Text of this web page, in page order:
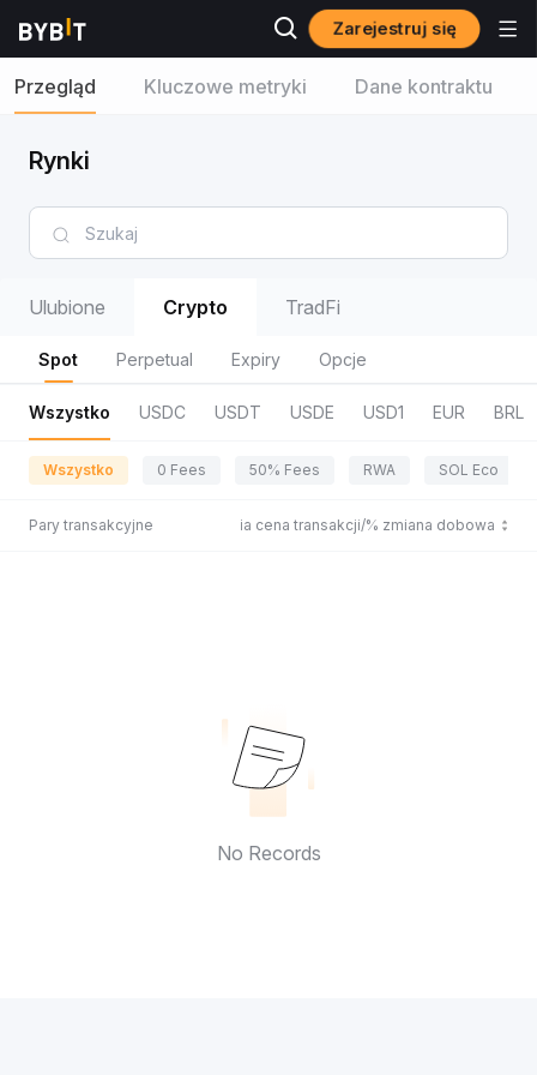
Zarejestruj się
Przegląd Kluczowe metryki Dane kontraktu
Rynki
Ulubione Crypto TradFi
Spot Perpetual Expiry Opcje
Wszystko USDC USDT USDE USD1 EUR BRL
Wszystko 0 Fees 50% Fees RWA SOL Eco
Pary transakcyjne Ostatnia cena transakcji/% zmiana dobowa
No Records